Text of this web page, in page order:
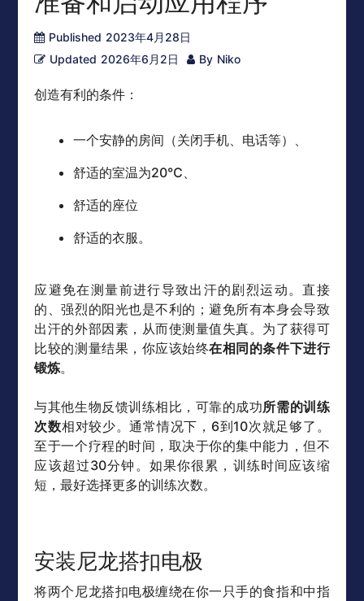
Published 2023年4月28日
Updated 2026年6月2日 By Niko
创造有利的条件：
一个安静的房间（关闭手机、电话等）、
舒适的室温为20℃、
舒适的座位
舒适的衣服。
应避免在测量前进行导致出汗的剧烈运动。直接
的、强烈的阳光也是不利的；避免所有本身会导致
出汗的外部因素，从而使测量值失真。为了获得可
比较的测量结果，你应该始终在相同的条件下进行
锻炼。
与其他生物反馈训练相比，可靠的成功所需的训练
次数相对较少。通常情况下，6到10次就足够了。
至于一个疗程的时间，取决于你的集中能力，但不
应该超过30分钟。如果你很累，训练时间应该缩
短，最好选择更多的训练次数。
安装尼龙搭扣电极
将两个尼龙搭扣电极缠绕在你一只手的食指和中指